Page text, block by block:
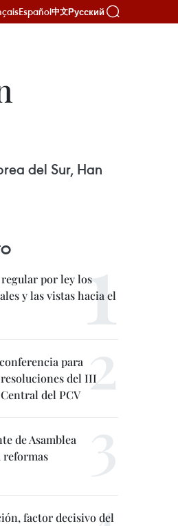
Español中文Русский
del Sur, Han
por ley los
y las vistas hacia el
para
del III
del PCV
de Asamblea
reformas
factor decisivo del